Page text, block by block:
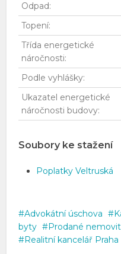
Odpad:
Topení:
Třída energetické
náročnosti:
Podle vyhlášky:
Ukazatel energetické
náročnosti budovy:
Soubory ke stažení
Poplatky Veltruská
Advokátní úschova
byty
Prodané
Realitní kancelář Praha